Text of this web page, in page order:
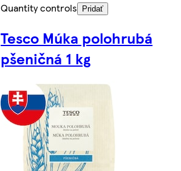
Quantity controls
Pridať
Tesco Múka polohrubá
pšeničná 1 kg